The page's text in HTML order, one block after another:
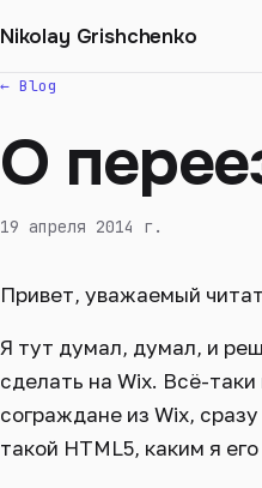
Nikolay Grishchenko
← Blog
О
19 апреля 2014 г.
Привет, уважаемый
Я тут думал, думал, и
сделать на Wix. Всё-
сограждане из Wix,
такой HTML5, каким я